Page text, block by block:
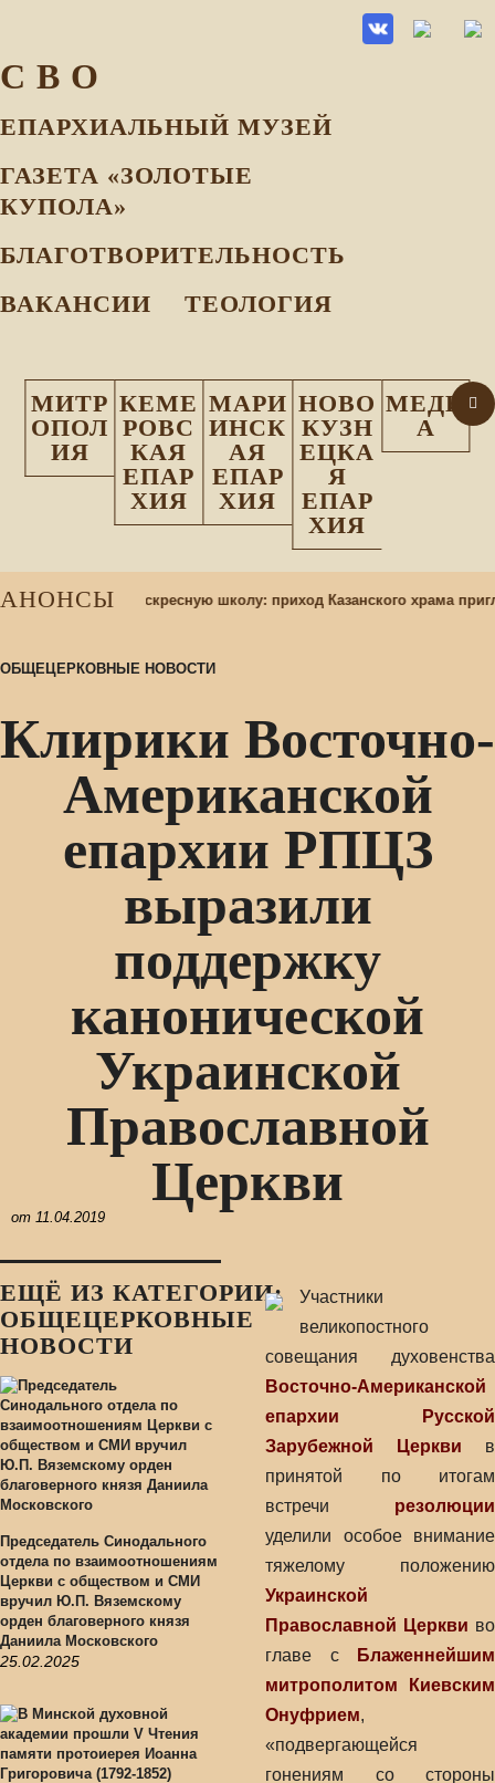
С В О
ЕПАРХИАЛЬНЫЙ МУЗEЙ
ГАЗЕТА «ЗОЛОТЫЕ
КУПОЛА»
БЛАГОТВОРИТЕЛЬНОСТЬ
ВАКАНСИИ
ТЕОЛОГИЯ
МИТР
ОПОЛ
ИЯ
КЕМЕ
РОВС
КАЯ
ЕПАР
ХИЯ
МАРИ
ИНСК
АЯ
ЕПАР
ХИЯ
НОВО
КУЗН
ЕЦКА
Я
ЕПАР
ХИЯ
МЕДИ
А
АНОНСЫ
учащихся в воскресную школу: приход Казанского храма
ОБЩЕЦЕРКОВНЫЕ НОВОСТИ
Клирики Восточно-
Американской
епархии РПЦЗ
выразили
поддержку
канонической
Украинской
Православной
Церкви
от 11.04.2019
ЕЩЁ ИЗ КАТЕГОРИИ:
ОБЩЕЦЕРКОВНЫЕ
НОВОСТИ
Председатель Синодального
отдела по взаимоотношениям
Церкви с обществом и СМИ
вручил Ю.П. Вяземскому
орден благоверного князя
Даниила Московского
25.02.2025
Участники
великопостного
совещания духовенства
Восточно-Американской
епархии
Русской
Зарубежной Церкви в
принятой по итогам
встречи резолюции
уделили особое внимание
тяжелому положению
Украинской
Православной Церкви во
главе с
Блаженнейшим
митрополитом Киевским
Онуфрием,
«подвергающейся
гонениям со стороны